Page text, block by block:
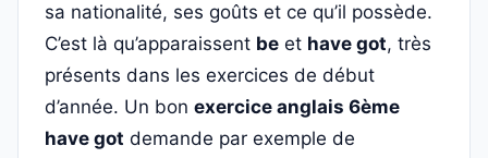
sa nationalité, ses goûts et ce qu’il possède.
C’est là qu’apparaissent be et have got, très
présents dans les exercices de début
d’année. Un bon exercice anglais 6ème
have got demande par exemple de